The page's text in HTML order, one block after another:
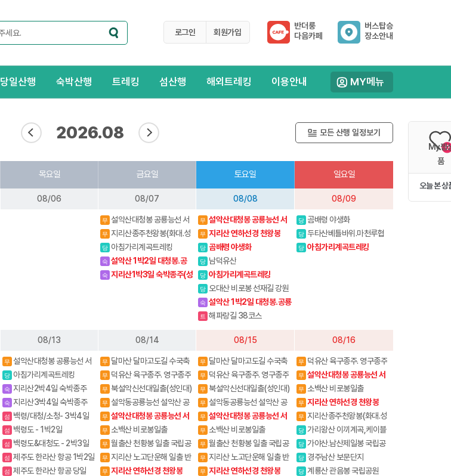
로그인 회원가입
반더룽
다음카페
버스탑승
장소안내
당일산행 숙박산행 트레킹 섬산행 해외트레킹 이용안내 MY메뉴
0
My찜
품
오늘 본 상
2026.08 모든 산행 일정보기
목요일 금요일 토요일 일요일
08/06 08/07
무 설악산대청봉 공룡능선 서
북능선 백담사
무 지리산종주천왕봉(화대.성
중)
당 아침가리계곡트레킹
숙 설악산 1박2일 대청봉.공
룡능선 (갈땐 시외버스이용)
숙 지리산1박3일 숙박종주(성
08/08
무 설악산대청봉 공룡능선 서
북능선 백담사
무 지리산 연하선경 천왕봉
당 곰배령 야생화
당 남덕유산
당 아침가리계곡트레킹
당 오대산 비로봉 선재길 강원
20대명산
숙 설악산 1박2일 대청봉.공룡
능선
트 해파랑길 38코스
08/09
당 곰배령 야생화
당 두타산베틀바위.마천루협
곡
당 아침가리계곡트레킹
08/13
무 설악산대청봉 공룡능선 서
북능선 백담사
당 아침가리계곡트레킹
숙 지리산2박4일 숙박종주
(화대.성중)
숙 지리산3박4일 숙박종주
(화대종주)
섬 백령/대청/소청- 3박4일
섬 백령도 - 1박2일
섬 백령도&대청도 - 2박3일
섬 제주도 한라산 항공 1박2일
섬 제주도 한라산 항공 당일
08/14
무 달마산 달마고도길 수국축
제
무 덕유산 육구종주. 영구종주
무 북설악신선대일출(성인대)
내설악 4암자길
무 설악동공룡능선 설악산 공
룡능선(설악동출발)
무 설악산대청봉 공룡능선 서
북능선 백담사
무 소백산 비로봉일출
무 월출산 천황봉 일출 국립공
원
무 지리산 노고단운해 일출 반
야봉 뱀사골계곡
무 지리산 연하선경 천왕봉
08/15
무 달마산 달마고도길 수국축
제
무 덕유산 육구종주. 영구종주
무 북설악신선대일출(성인대)
내설악 4암자길
무 설악동공룡능선 설악산 공
룡능선(설악동출발)
무 설악산대청봉 공룡능선 서
북능선 백담사
무 소백산 비로봉일출
무 월출산 천황봉 일출 국립공
원
무 지리산 노고단운해 일출 반
야봉 뱀사골계곡
무 지리산 연하선경 천왕봉
08/16
무 덕유산 육구종주. 영구종주
무 설악산대청봉 공룡능선 서
북능선 백담사
무 소백산 비로봉일출
무 지리산 연하선경 천왕봉
무 지리산종주천왕봉(화대.성
중)
당 가리왕산 이끼계곡,케이블
카(여행코스)
당 가야산.남산제일봉 국립공
원
당 경주남산 보문단지
당 계룡산 관음봉 국립공원